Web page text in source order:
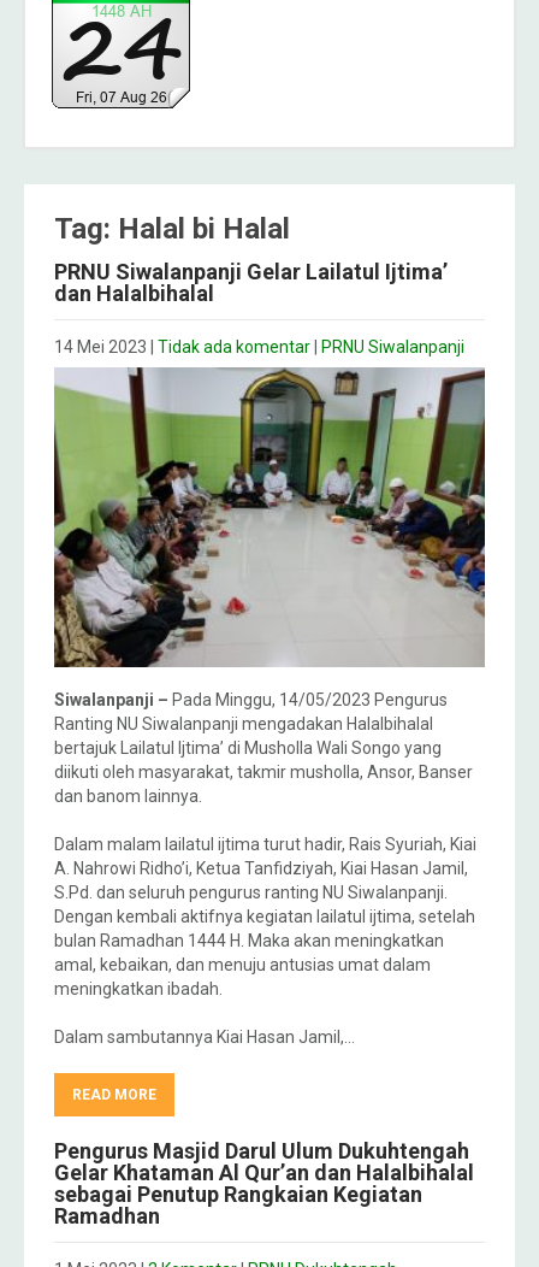
Tag: Halal bi Halal
PRNU Siwalanpanji Gelar Lailatul Ijtima’
dan Halalbihalal
14 Mei 2023 Tidak ada komentar PRNU Siwalanpanji
Siwalanpanji – Pada Minggu, 14/05/2023 Pengurus
Ranting NU Siwalanpanji mengadakan Halalbihalal
bertajuk Lailatul Ijtima’ di Musholla Wali Songo yang
diikuti oleh masyarakat, takmir musholla, Ansor, Banser
dan banom lainnya.
Dalam malam lailatul ijtima turut hadir, Rais Syuriah, Kiai
A. Nahrowi Ridho’i, Ketua Tanfidziyah, Kiai Hasan Jamil,
S.Pd. dan seluruh pengurus ranting NU Siwalanpanji.
Dengan kembali aktifnya kegiatan lailatul ijtima, setelah
bulan Ramadhan 1444 H. Maka akan meningkatkan
amal, kebaikan, dan menuju antusias umat dalam
meningkatkan ibadah.
Dalam sambutannya Kiai Hasan Jamil,…
READ MORE
Pengurus Masjid Darul Ulum Dukuhtengah
Gelar Khataman Al Qur’an dan Halalbihalal
sebagai Penutup Rangkaian Kegiatan
Ramadhan